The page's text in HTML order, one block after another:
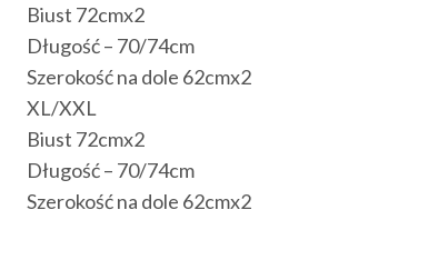
Biust 72cmx2
Długość – 70/74cm
Szerokość na dole 62cmx2
XL/XXL
Biust 72cmx2
Długość – 70/74cm
Szerokość na dole 62cmx2